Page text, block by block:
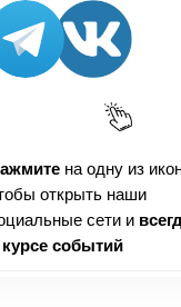
на одну из
открыть наши
сети и
курсе событий